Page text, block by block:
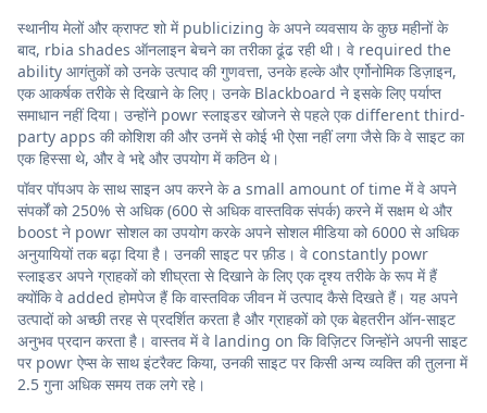
स्थानीय मेलों और क्राफ्ट शो में publicizing के अपने व्यवसाय के कुछ महीनों के
बाद, rbia shades ऑनलाइन बेचने का तरीका ढूंढ रही थी। वे required the
ability आगंतुकों को उनके उत्पाद की गुणवत्ता, उनके हल्के और एर्गोनोमिक डिज़ाइन,
एक आकर्षक तरीके से दिखाने के लिए। उनके Blackboard ने इसके लिए पर्याप्त
समाधान नहीं दिया। उन्होंने powr स्लाइडर खोजने से पहले एक different third-
party apps की कोशिश की और उनमें से कोई भी ऐसा नहीं लगा जैसे कि वे साइट का
एक हिस्सा थे, और वे भद्दे और उपयोग में कठिन थे।
पॉवर पॉपअप के साथ साइन अप करने के a small amount of time में वे अपने
संपर्कों को 250% से अधिक (600 से अधिक वास्तविक संपर्क) करने में सक्षम थे और
boost ने powr सोशल का उपयोग करके अपने सोशल मीडिया को 6000 से अधिक
अनुयायियों तक बढ़ा दिया है। उनकी साइट पर फ़ीड। वे constantly powr
स्लाइडर अपने ग्राहकों को शीघ्रता से दिखाने के लिए एक दृश्य तरीके के रूप में हैं
क्योंकि वे added होमपेज हैं कि वास्तविक जीवन में उत्पाद कैसे दिखते हैं। यह अपने
उत्पादों को अच्छी तरह से प्रदर्शित करता है और ग्राहकों को एक बेहतरीन ऑन-साइट
अनुभव प्रदान करता है। वास्तव में वे landing on कि विज़िटर जिन्होंने अपनी साइट
पर powr ऐप्स के साथ इंटरैक्ट किया, उनकी साइट पर किसी अन्य व्यक्ति की तुलना में
2.5 गुना अधिक समय तक लगे रहे।